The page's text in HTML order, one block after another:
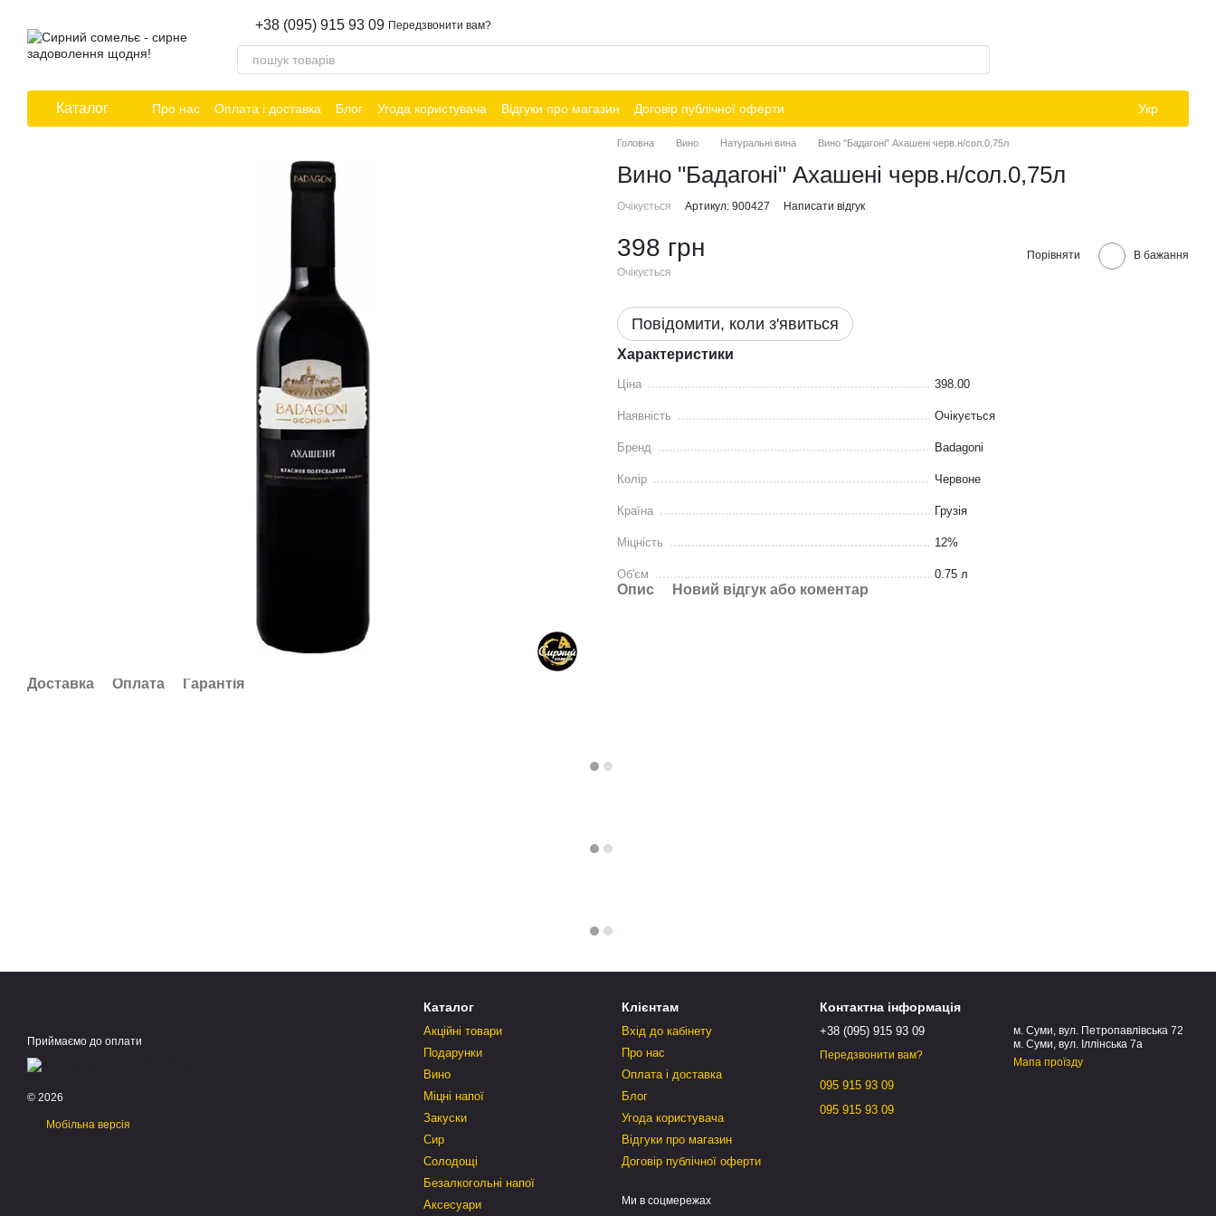
+38 (095) 915 93 09 Передзвонити вам?
Каталог Про нас Оплата і доставка Блог Угода користувача Відгуки про магазин Договір публічної оферти Укр
Доставка Оплата Гарантія
Головна Вино Натуральні вина Вино "Бадагоні" Ахашені черв.н/сол.0,75л
Вино "Бадагоні" Ахашені черв.н/сол.0,75л
Очікується Артикул: 900427 Написати відгук
398 грн
Очікується
Порівняти В бажання
Повідомити, коли з'явиться
Характеристики
Ціна 398.00
Наявність Очікується
Бренд Badagoni
Колір Червоне
Країна Грузія
Міцність 12%
Об'єм 0.75 л
Опис Новий відгук або коментар
Приймаємо до оплати
© 2026
Мобільна версія
Каталог
Акційні товари
Подарунки
Вино
Міцні напої
Закуски
Сир
Солодощі
Безалкогольні напої
Аксесуари
Клієнтам
Вхід до кабінету
Про нас
Оплата і доставка
Блог
Угода користувача
Відгуки про магазин
Договір публічної оферти
Ми в соцмережах
Контактна інформація
+38 (095) 915 93 09
Передзвонити вам?
095 915 93 09
095 915 93 09
м. Суми, вул. Петропавлівська 72
м. Суми, вул. Іллінська 7а
Мапа проїзду